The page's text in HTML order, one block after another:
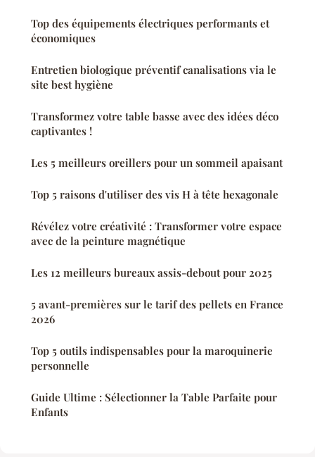
Top des équipements électriques performants et
économiques
Entretien biologique préventif canalisations via le
site best hygiène
Transformez votre table basse avec des idées déco
captivantes !
Les 5 meilleurs oreillers pour un sommeil apaisant
Top 5 raisons d'utiliser des vis H à tête hexagonale
Révélez votre créativité : Transformer votre espace
avec de la peinture magnétique
Les 12 meilleurs bureaux assis-debout pour 2025
5 avant-premières sur le tarif des pellets en France
2026
Top 5 outils indispensables pour la maroquinerie
personnelle
Guide Ultime : Sélectionner la Table Parfaite pour
Enfants